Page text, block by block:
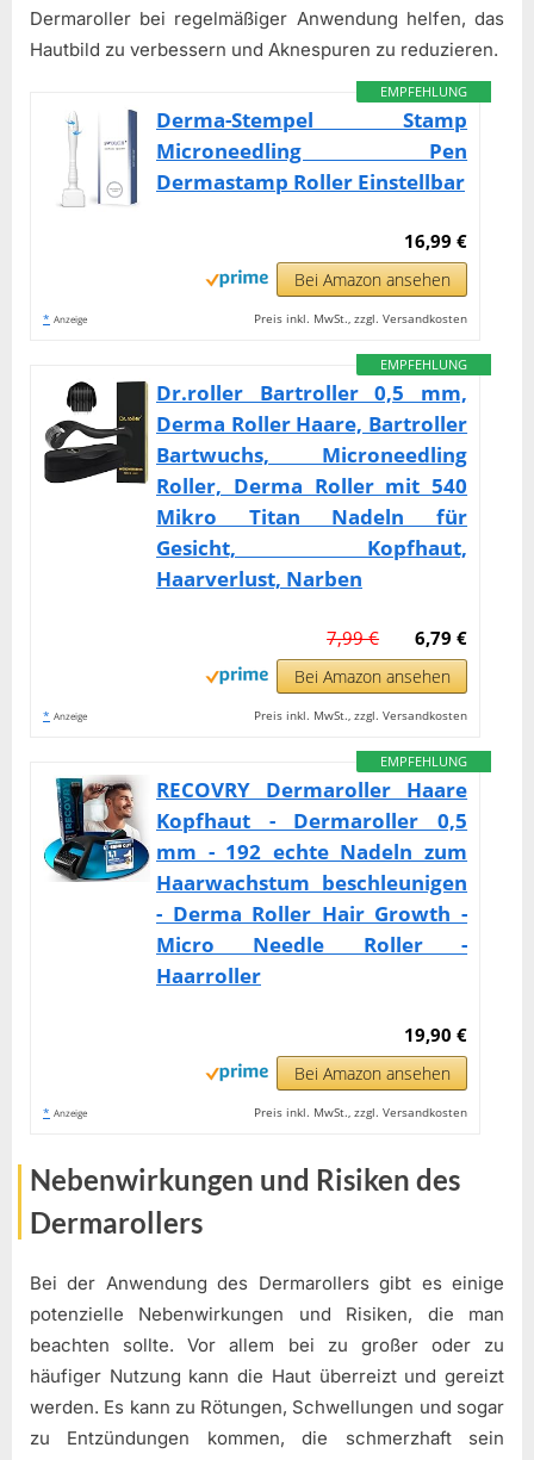
Dermaroller bei regelmäßiger Anwendung helfen, das
Hautbild zu verbessern und Aknespuren zu reduzieren.
EMPFEHLUNG
Derma-Stempel Stamp
Microneedling Pen
Dermastamp Roller Einstellbar
16,99 €
Bei Amazon ansehen
* Anzeige Preis inkl. MwSt., zzgl. Versandkosten
EMPFEHLUNG
Dr.roller Bartroller 0,5 mm,
Derma Roller Haare, Bartroller
Bartwuchs, Microneedling
Roller, Derma Roller mit 540
Mikro Titan Nadeln für
Gesicht, Kopfhaut,
Haarverlust, Narben
6,79 €
7,99 €
Bei Amazon ansehen
* Anzeige Preis inkl. MwSt., zzgl. Versandkosten
EMPFEHLUNG
RECOVRY Dermaroller Haare
Kopfhaut - Dermaroller 0,5
mm - 192 echte Nadeln zum
Haarwachstum beschleunigen
- Derma Roller Hair Growth -
Micro Needle Roller -
Haarroller
19,90 €
Bei Amazon ansehen
* Anzeige Preis inkl. MwSt., zzgl. Versandkosten
Nebenwirkungen und Risiken des
Dermarollers
Bei der Anwendung des Dermarollers gibt es einige
potenzielle Nebenwirkungen und Risiken, die man
beachten sollte. Vor allem bei zu großer oder zu
häufiger Nutzung kann die Haut überreizt und gereizt
werden. Es kann zu Rötungen, Schwellungen und sogar
zu Entzündungen kommen, die schmerzhaft sein